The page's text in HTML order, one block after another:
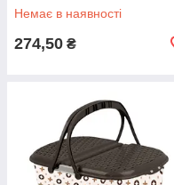
Немає в наявності
274,50 ₴